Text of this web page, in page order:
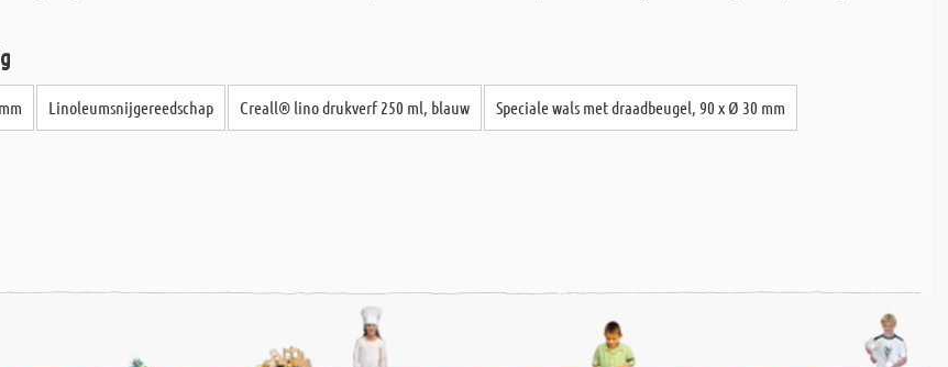
Linoleumsnijgereedschap Creall® lino drukverf 250 ml, blauw Speciale wals met draadbeugel, 90 x Ø 30 mm